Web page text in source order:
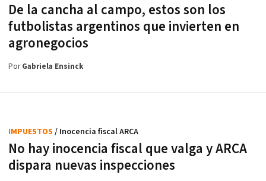
De la cancha al campo, estos son los
futbolistas argentinos que invierten en
agronegocios
PorGabriela Ensinck
No hay inocencia fiscal que valga y ARCA
dispara nuevas inspecciones
IMPUESTOS / Inocencia fiscal ARCA